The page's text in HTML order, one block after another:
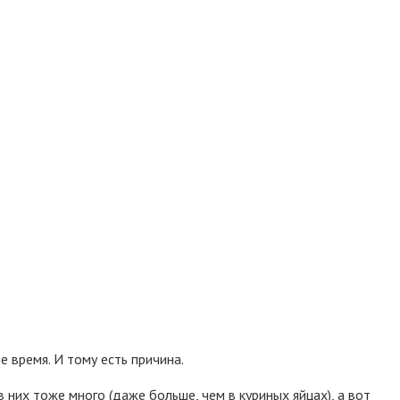
время. И тому есть причина.
тоже много (даже больше, чем в куриных яйцах), а вот